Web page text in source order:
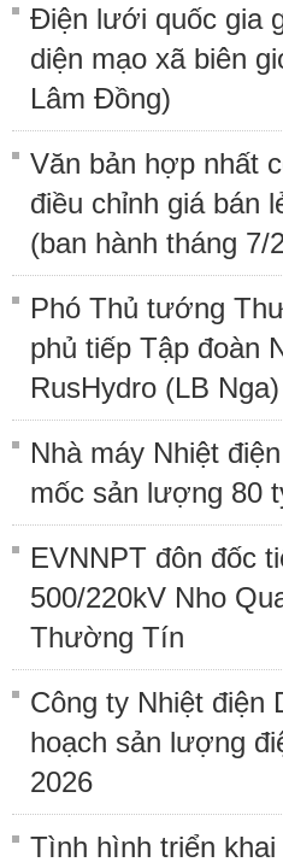
Điện lưới quốc gia
diện mạo xã biên
Lâm Đồng)
Văn bản hợp nhất
điều chỉnh giá bán
(ban hành tháng 7/
Phó Thủ tướng
phủ tiếp Tập đoàn
RusHydro (LB Nga)
Nhà máy Nhiệt
mốc sản lượng 80
EVNNPT đôn đốc
500/220kV Nho
Thường Tín
Công ty Nhiệt điện
hoạch sản lượng
2026
Tình hình triển